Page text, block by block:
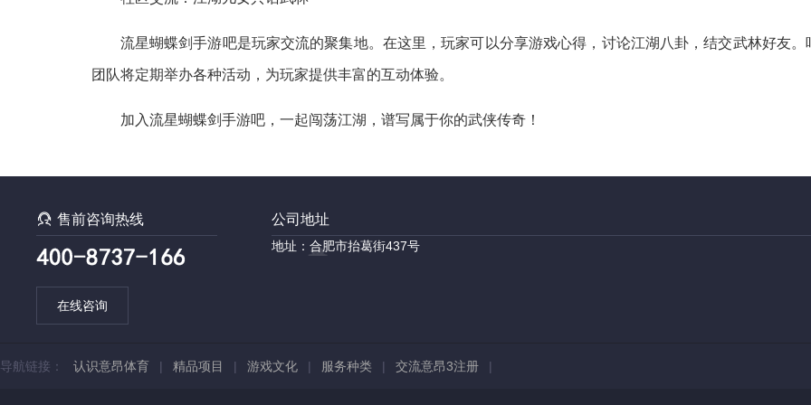
流星蝴蝶剑手游吧是玩家交流的聚集地。在这里，玩家可以分享游戏心得，讨论江湖八卦，结交武林好友。
团队将定期举办各种活动，为玩家提供丰富的互动体验。
加入流星蝴蝶剑手游吧，一起闯荡江湖，谱写属于你的武侠传奇！
售前咨询热线
在线咨询
公司地址
地址：合肥市抬葛街437号
导航链接： 认识意昂体育 | 精品项目 | 游戏文化 | 服务种类 | 交流意昂3注册 |